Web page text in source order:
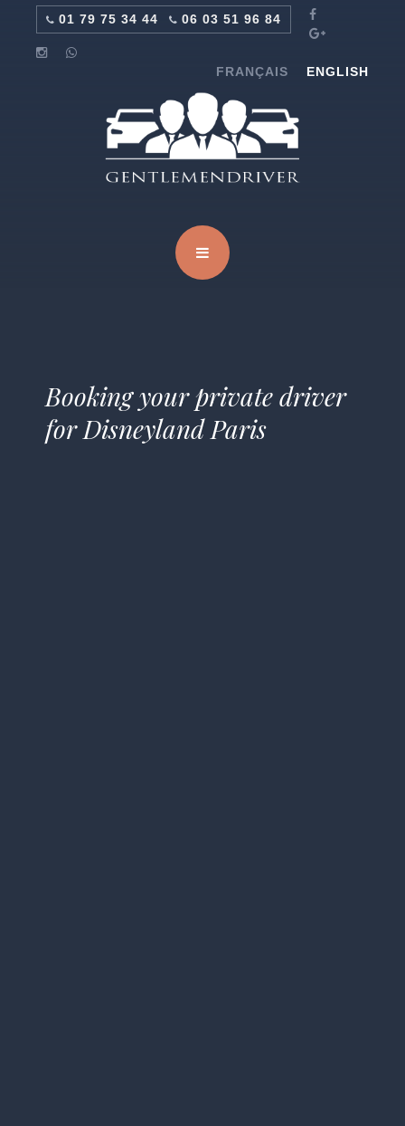
01 79 75 34 44 06 03 51 96 84
FRANÇAIS ENGLISH
Booking your private driver
for Disneyland Paris